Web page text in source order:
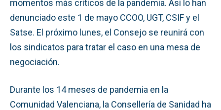
momentos más críticos de la pandemia. Así lo han
denunciado este 1 de mayo CCOO, UGT, CSIF y el
Satse. El próximo lunes, el Consejo se reunirá con
los sindicatos para tratar el caso en una mesa de
negociación.
Durante los 14 meses de pandemia en la
Comunidad Valenciana, la Consellería de Sanidad ha